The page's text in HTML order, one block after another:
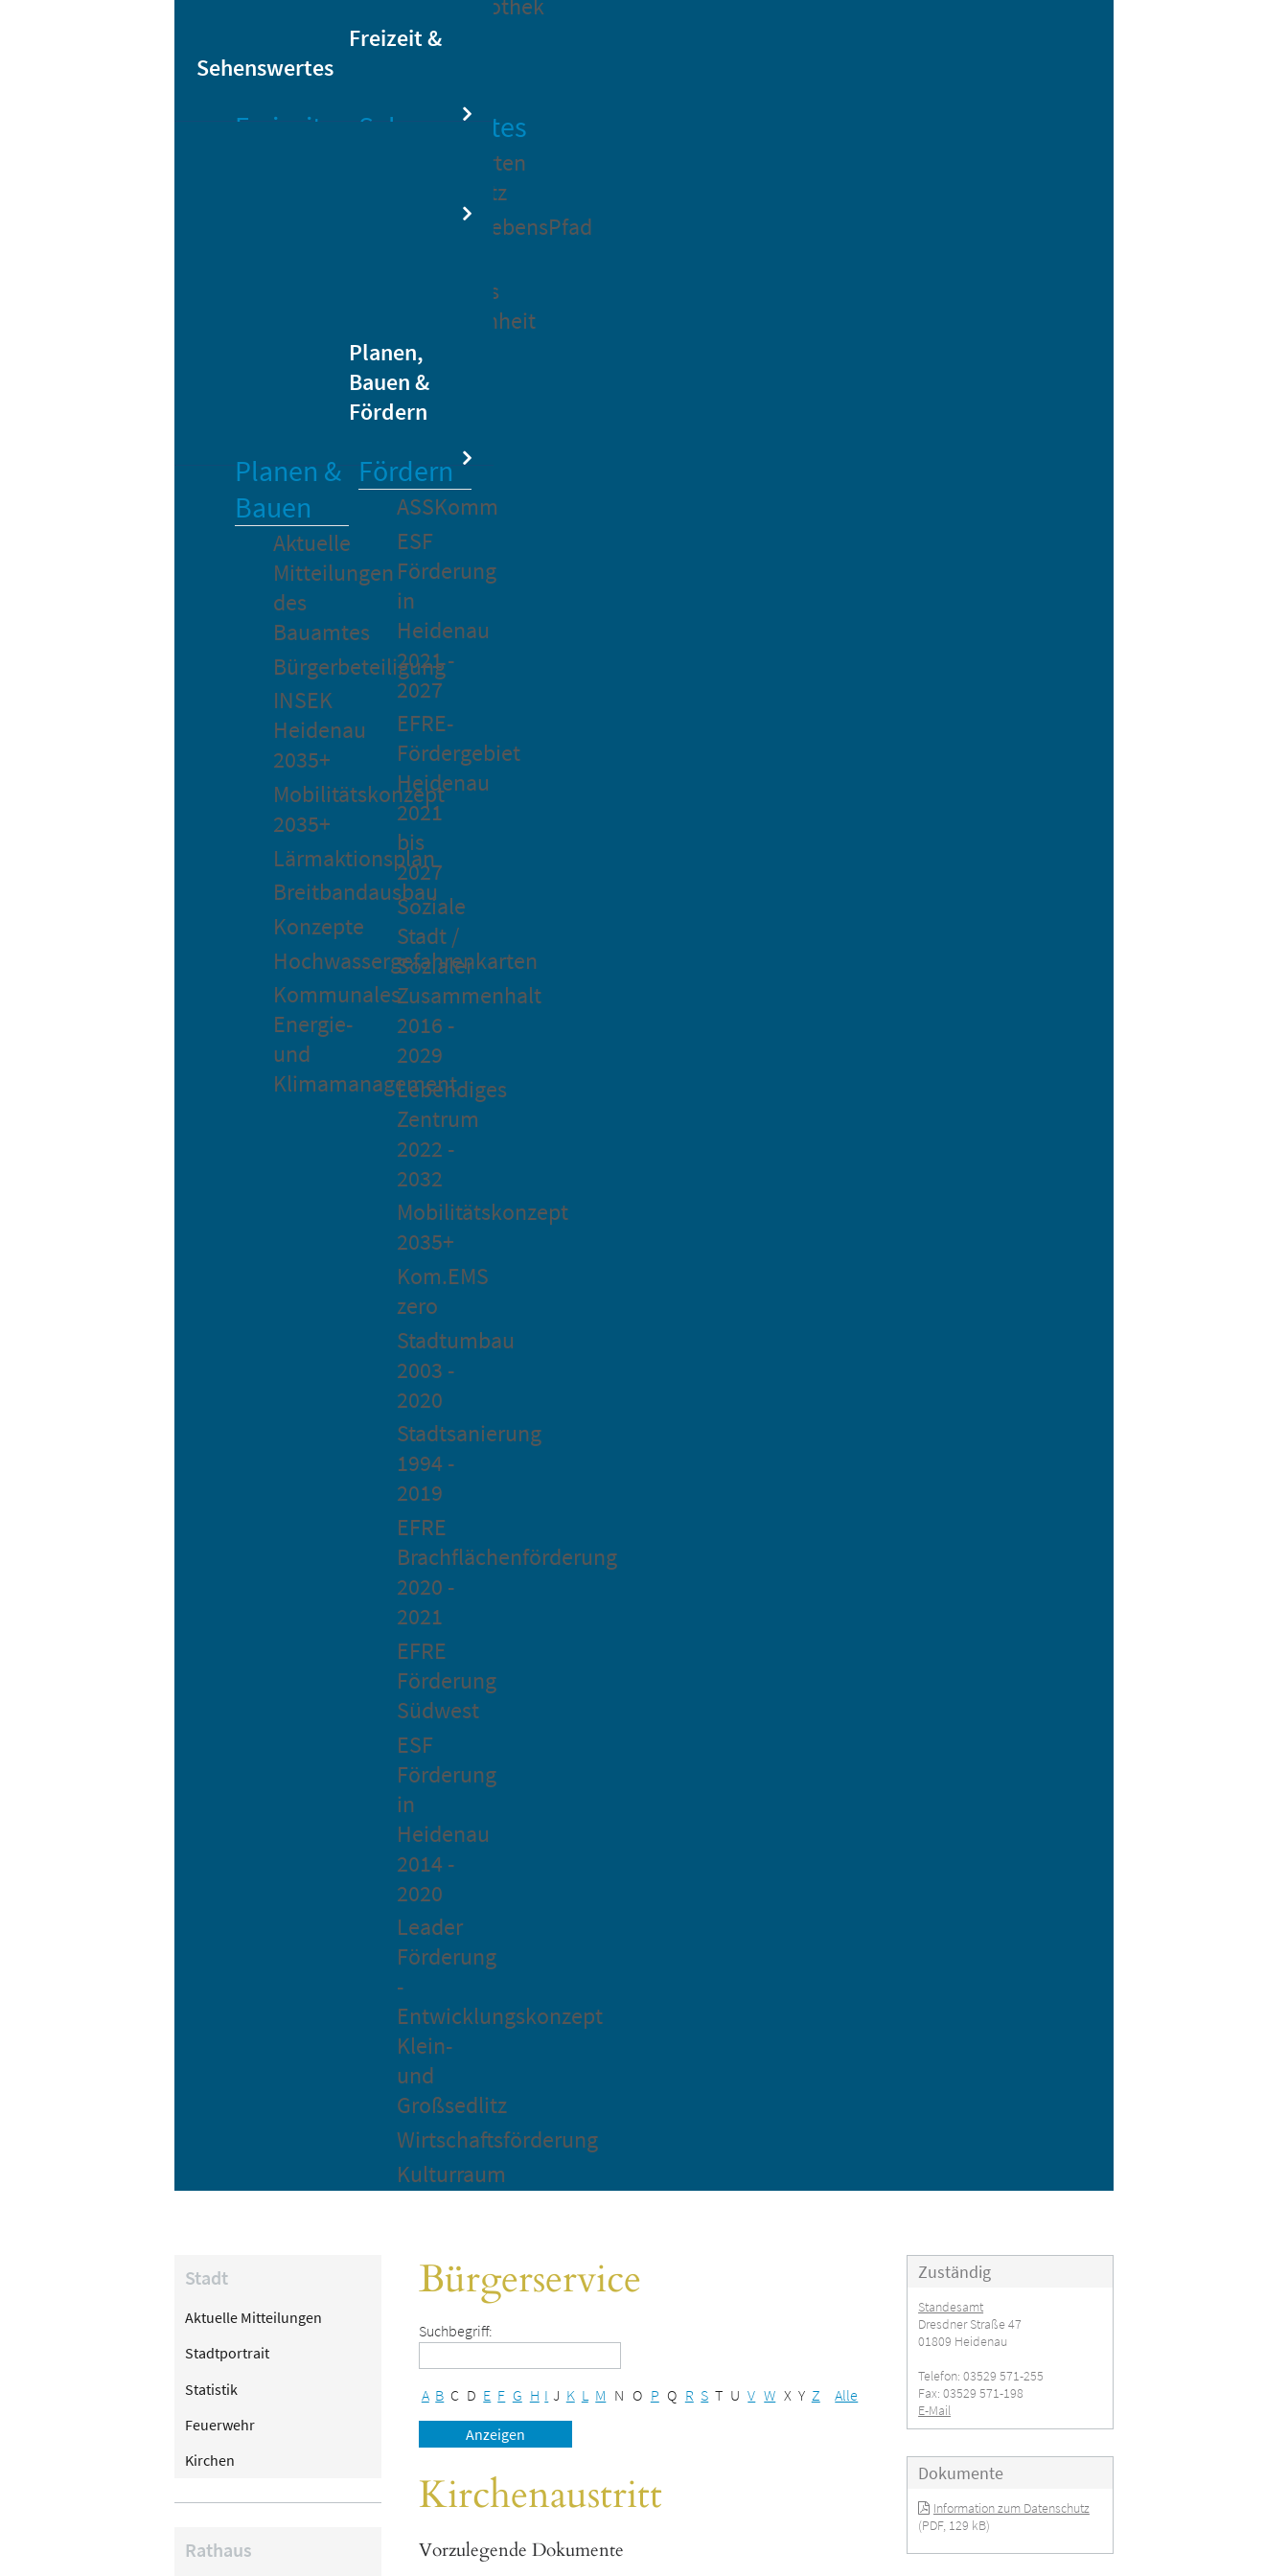
Bikesharing
Stadtbibliothek
Freizeit &
Sehenswertes
Freizeit
Heidenauer
Musiknacht
Sehenswertes
Barockgarten
Großsedlitz
MärchenLebensPfad
Heidenaus
Vergangenheit
Planen,
Bauen &
Fördern
Planen &
Bauen
Aktuelle
Mitteilungen
des
Bauamtes
Bürgerbeteiligung
INSEK
Heidenau
2035+
Mobilitätskonzept
2035+
Lärmaktionsplan
Breitbandausbau
Konzepte
Hochwassergefahrenkarten
Kommunales
Energie-
und
Klimamanagement
Fördern
ASSKomm
ESF
Förderung
in
Heidenau
2021 -
2027
EFRE-
Fördergebiet
Heidenau
2021
bis
2027
Soziale
Stadt /
Sozialer
Zusammenhalt
2016 -
2029
Lebendiges
Zentrum
2022 -
2032
Mobilitätskonzept
2035+
Kom.EMS
zero
Stadtumbau
2003 -
2020
Stadtsanierung
1994 -
2019
EFRE
Brachflächenförderung
2020 -
2021
EFRE
Förderung
Südwest
ESF
Förderung
in
Heidenau
2014 -
2020
Leader
Förderung
-
Entwicklungskonzept
Klein-
und
Großsedlitz
Wirtschaftsförderung
Kulturraum
Stadt
Aktuelle Mitteilungen
Stadtportrait
Statistik
Feuerwehr
Kirchen
Rathaus
Bürgerservice
Suchbegriff:
A B C D E F G H I J K L M N O P Q R S T U V W X Y Z Alle
Kirchenaustritt
Vorzulegende Dokumente
Zuständig
Standesamt
Dresdner Straße 47
01809 Heidenau
Telefon: 03529 571-255
Fax: 03529 571-198
E-Mail
Dokumente
Information zum Datenschutz
(PDF, 129 kB)